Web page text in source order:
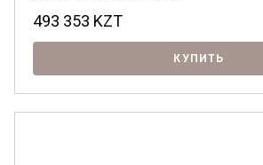
493 353 KZT
КУПИТЬ